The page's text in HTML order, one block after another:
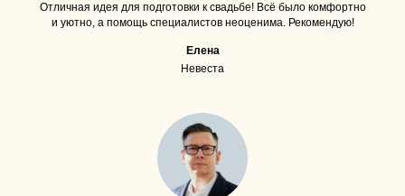
Отличная идея для подготовки к свадьбе! Всё было комфортно
и уютно, а помощь специалистов неоценима. Рекомендую!
Елена
Невеста